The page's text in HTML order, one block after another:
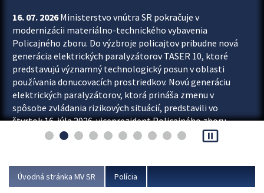
16. 07. 2026Ministerstvo vnútra SR pokračuje v
modernizácii materiálno-technického vybavenia
Policajného zboru. Do výzbroje policajtov pribudne nová
generácia elektrických paralyzátorov TASER 10, ktoré
predstavujú významný technologický posun v oblasti
používania donucovacích prostriedkov. Novú generáciu
elektrických paralyzátorov, ktorá prináša zmenu v
spôsobe zvládania rizikových situácií, predstavili vo
štvrtok 16. júla 2026 viceprezident Policajného zboru
Rastislav Polakovič a riaditeľ odboru výcviku...
pause_presentation
Úvodná stránka MV SR Polícia